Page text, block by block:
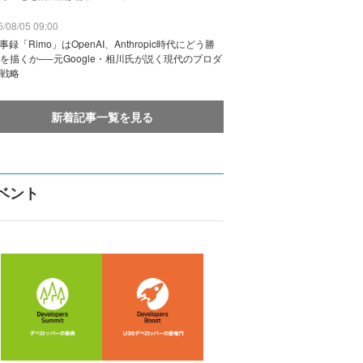
08/05 09:00
録「Rimo」はOpenAI、Anthropic時代にどう勝
描くか──元Google・相川氏が説く現代のプロダ
略
新着記事一覧を見る
ント